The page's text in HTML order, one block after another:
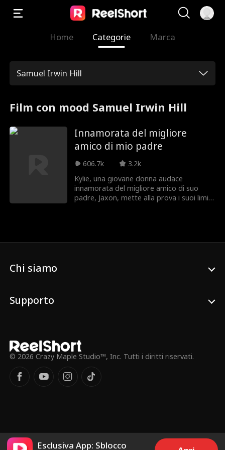
Home Categorie Marca
Samuel Irwin Hill
Film con mood Samuel Irwin Hill
Innamorata del migliore
amico di mio padre
606.7k
3.2k
Kylie, una giovane donna audace
innamorata del migliore amico di suo
padre, Jaxon, mette alla prova i suoi limiti
Chi siamo
Supporto
© 2026 Crazy Maple Studio™, Inc. Tutti i diritti riservati.
Esclusiva App: Sblocco